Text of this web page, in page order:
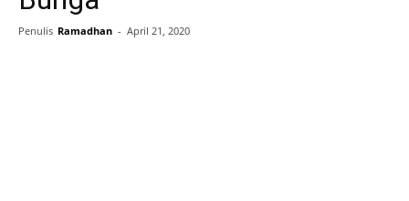
Penulis Ramadhan - April 21, 2020